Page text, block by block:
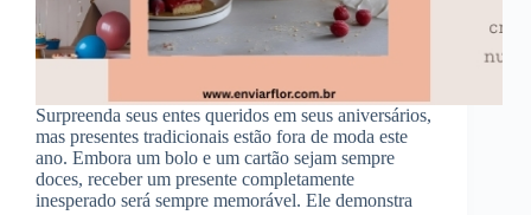
Surpreenda seus entes queridos em seus aniversários,
mas presentes tradicionais estão fora de moda este
ano. Embora um bolo e um cartão sejam sempre
doces, receber um presente completamente
inesperado será sempre memorável. Ele demonstra